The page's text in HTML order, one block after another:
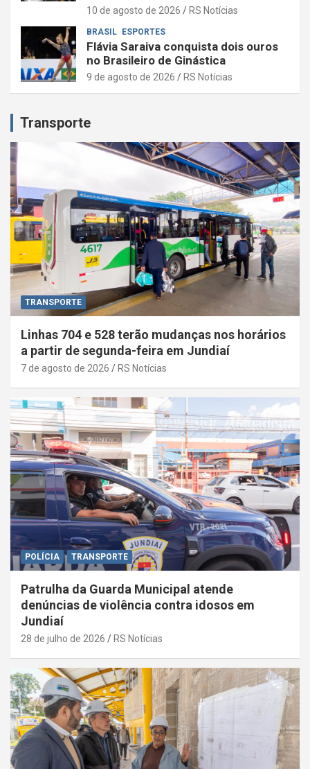
10 de agosto de 2026 RS Notícias
BRASIL ESPORTES
Flávia Saraiva conquista dois ouros
no Brasileiro de Ginástica
9 de agosto de 2026 RS Notícias
Transporte
TRANSPORTE
Linhas 704 e 528 terão mudanças nos horários
a partir de segunda-feira em Jundiaí
7 de agosto de 2026 RS Notícias
POLÍCIA TRANSPORTE
Patrulha da Guarda Municipal atende
denúncias de violência contra idosos em
Jundiaí
28 de julho de 2026 RS Notícias